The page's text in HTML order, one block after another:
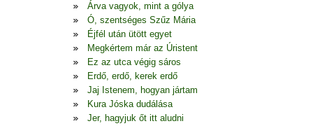
Árva vagyok, mint a gólya
Ó, szentséges Szűz Mária
Éjfél után ütött egyet
Megkértem már az Úristent
Ez az utca végig sáros
Erdő, erdő, kerek erdő
Jaj Istenem, hogyan jártam
Kura Jóska dudálása
Jer, hagyjuk őt itt aludni